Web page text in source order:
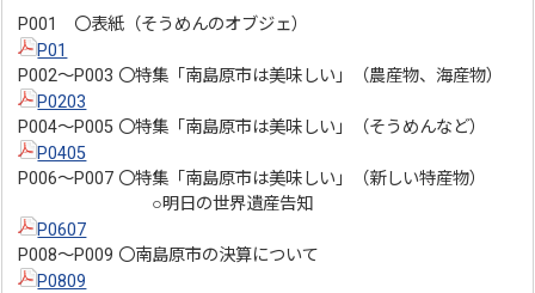
P001 〇表紙（そうめんのオブジェ）
P01
P002～P003 〇特集「南島原市は美味しい」（農産物、海産物）
P0203
P004～P005 〇特集「南島原市は美味しい」（そうめんなど）
P0405
P006～P007 〇特集「南島原市は美味しい」（新しい特産物）
○明日の世界遺産告知
P0607
P008～P009 〇南島原市の決算について
P0809